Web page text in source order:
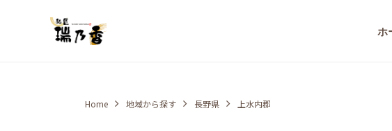
ホ
Home 地域から探す 長野県 上水内郡